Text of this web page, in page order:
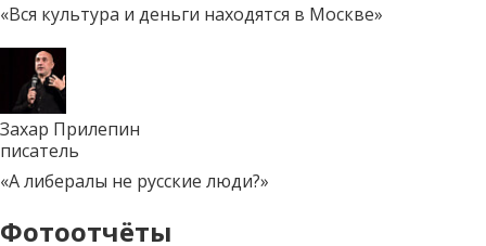
«Вся культура и деньги находятся в Москве»
Захар Прилепин
писатель
«А либералы не русские люди?»
Фотоотчёты